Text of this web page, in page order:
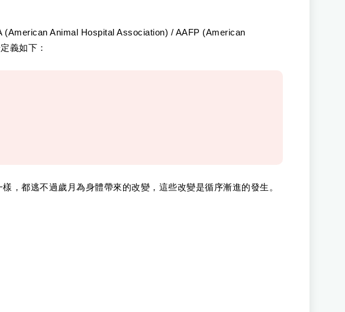
(American Animal Hospital Association) / AAFP (American
義如下：
，都逃不過歲月為身體帶來的改變，這些改變是循序漸進的發生。